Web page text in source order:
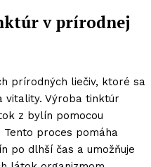
v prírodnej
prírodných liečiv, ktoré sa
vitality. Výroba tinktúr
z bylín pomocou
proces pomáha
po dlhší čas a umožňuje